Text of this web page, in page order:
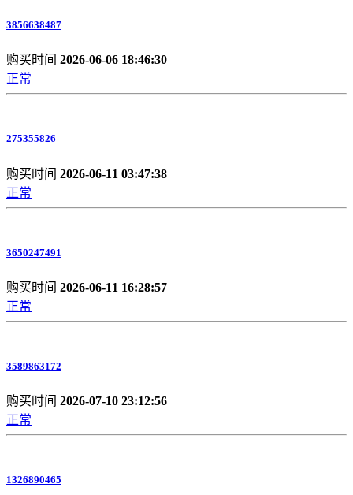
3856638487
购买时间 2026-06-06 18:46:30
正常
275355826
购买时间 2026-06-11 03:47:38
正常
3650247491
购买时间 2026-06-11 16:28:57
正常
3589863172
购买时间 2026-07-10 23:12:56
正常
1326890465